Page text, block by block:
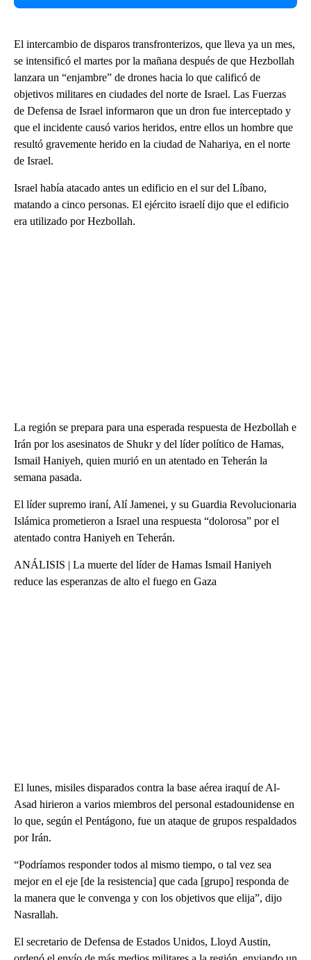
El intercambio de disparos transfronterizos, que lleva ya un mes,
se intensificó el martes por la mañana después de que Hezbollah
lanzara un “enjambre” de drones hacia lo que calificó de
objetivos militares en ciudades del norte de Israel. Las Fuerzas
de Defensa de Israel informaron que un dron fue interceptado y
que el incidente causó varios heridos, entre ellos un hombre que
resultó gravemente herido en la ciudad de Nahariya, en el norte
de Israel.
Israel había atacado antes un edificio en el sur del Líbano,
matando a cinco personas. El ejército israelí dijo que el edificio
era utilizado por Hezbollah.
La región se prepara para una esperada respuesta de Hezbollah e
Irán por los asesinatos de Shukr y del líder político de Hamas,
Ismail Haniyeh, quien murió en un atentado en Teherán la
semana pasada.
El líder supremo iraní, Alí Jamenei, y su Guardia Revolucionaria
Islámica prometieron a Israel una respuesta “dolorosa” por el
atentado contra Haniyeh en Teherán.
ANÁLISIS | La muerte del líder de Hamas Ismail Haniyeh
reduce las esperanzas de alto el fuego en Gaza
El lunes, misiles disparados contra la base aérea iraquí de Al-
Asad hirieron a varios miembros del personal estadounidense en
lo que, según el Pentágono, fue un ataque de grupos respaldados
por Irán.
“Podríamos responder todos al mismo tiempo, o tal vez sea
mejor en el eje [de la resistencia] que cada [grupo] responda de
la manera que le convenga y con los objetivos que elija”, dijo
Nasrallah.
El secretario de Defensa de Estados Unidos, Lloyd Austin,